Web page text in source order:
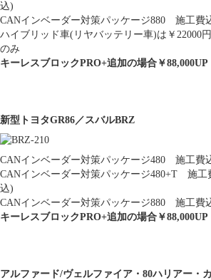
込)
CANインベーダー対策パッケージ880 施工費
ハイブリッド車(リヤバッテリー車)は￥22000
のみ
キーレスブロックPRO+追加の場合￥88,000UP
新型トヨタGR86／スバルBRZ
CANインベーダー対策パッケージ480 施工費
CANインベーダー対策パッケージ480+T 施
込)
CANインベーダー対策パッケージ880 施工費
キーレスブロックPRO+追加の場合￥88,000UP
アルファード/ヴェルファイア・80ハリアー・